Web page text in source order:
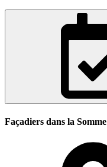
Façadiers dans la Somme